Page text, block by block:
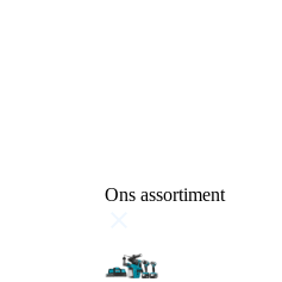
Ons assortiment